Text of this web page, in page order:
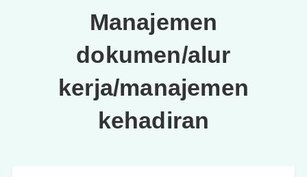
Manajemen
dokumen/alur
kerja/manajemen
kehadiran